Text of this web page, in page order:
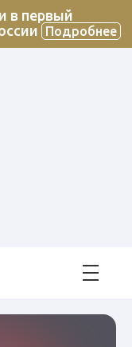
в первый
Подробнее